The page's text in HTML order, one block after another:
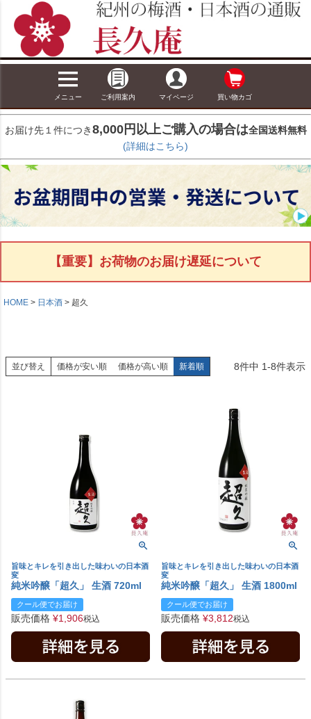
メニュー ご利用案内 マイページ 買い物カゴ
お届け先１件につき8,000円以上ご購入の場合は全国送料無料
(詳細はこちら)
【重要】お荷物のお届け遅延について
HOME 日本酒 超久
並び替え 価格が安い順 価格が高い順 新着順 8件中 1-8件表示
旨味とキレを引き出した味わいの日本酒
変
純米吟醸「超久」 生酒 720ml
クール便でお届け
販売価格 ¥1,906税込
旨味とキレを引き出した味わいの日本酒
変
純米吟醸「超久」 生酒 1800ml
クール便でお届け
販売価格 ¥3,812税込